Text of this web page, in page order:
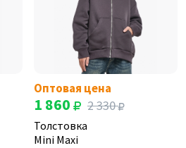
Оптовая цена
1 860 2 330
Толстовка
Mini Maxi